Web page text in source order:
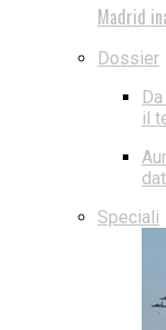
Madrid
Dossier
il
Speciali